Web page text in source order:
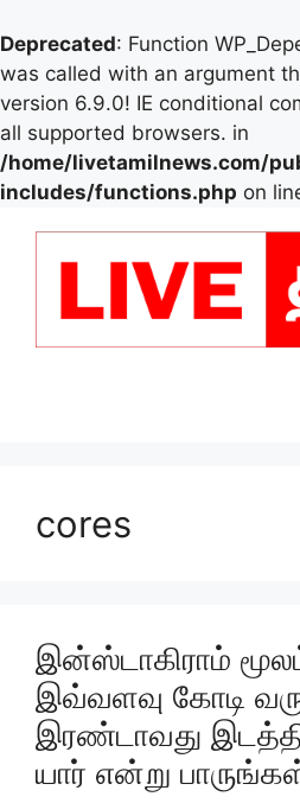
Deprecated: Function
was called with an argument
version 6.9.0! IE conditional
all supported browsers. in
/home/livetamilnews.com/
includes/functions.php on
cores
இன்ஸ்டாகிராம்
இவ்வளவு கோடி
இரண்டாவது
யார் என்று